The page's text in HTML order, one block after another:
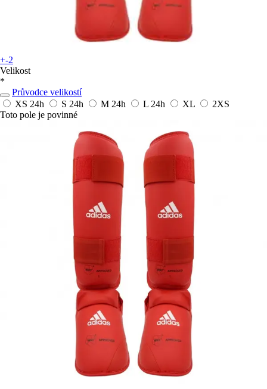
+-2
Velikost
*
Průvodce velikostí
XS 24h S 24h M 24h L 24h XL
2XS
Toto pole je povinné